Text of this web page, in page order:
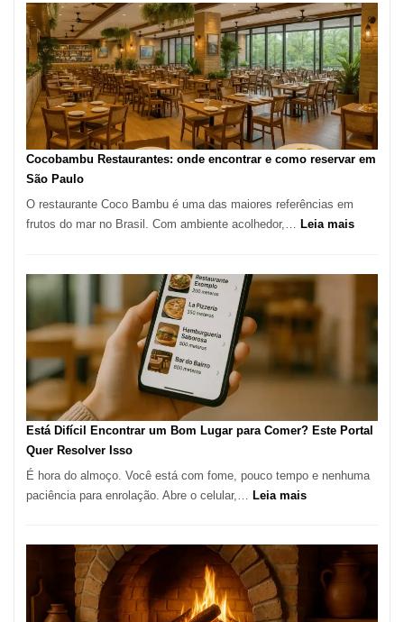
Melhores
Restaurantes
em
São
Paulo:
Um
Guia
Definitivo
Alta
Gastronomia
Cocobambu Restaurantes: onde encontrar e como reservar em
São Paulo
O restaurante Coco Bambu é uma das maiores referências em
frutos do mar no Brasil. Com ambiente acolhedor,… Leia mais:
como
reservar
Paulo
Está Difícil Encontrar um Bom Lugar para Comer? Este Portal
Quer Resolver Isso
É hora do almoço. Você está com fome, pouco tempo e nenhuma
paciência para enrolação. Abre o celular,… Leia mais:
Encontrar
um
Lugar